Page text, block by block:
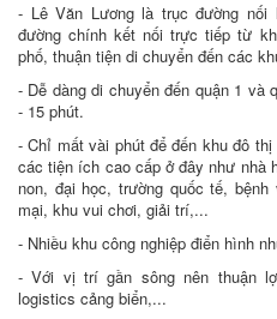
- Lê Văn Lương là trục đường nối
đường chính kết nối trực tiếp từ
phố, thuận tiện di chuyển đến các
- Dễ dàng di chuyển đến quận 1 và
- 15 phút.
- Chỉ mất vài phút để đến khu đô
các tiện ích cao cấp ở đây như nhà
non, đại học, trường quốc tế,
mại, khu vui chơi, giải trí,...
- Nhiều khu công nghiệp điển hình
- Với vị trí gần sông nên thuận
logistics cảng biển,...